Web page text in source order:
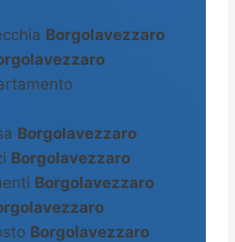
Borgolavezzaro
Borgolavezzaro
Borgolavezzaro
Borgolavezzaro
Borgolavezzaro